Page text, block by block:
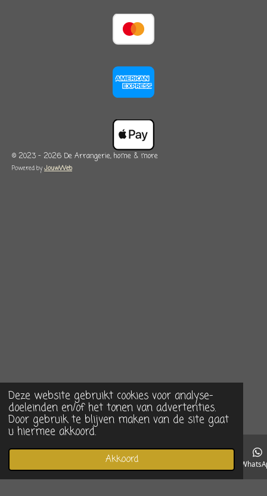
Deze website gebruikt cookies voor analyse-
doeleinden en/of het tonen van advertenties.
Door gebruik te blijven maken van de site gaat
u hiermee akkoord.
Akkoord
© 2023 - 2026 De Arrangerie, home & more
Powered byJouwWeb
Telefoonnummer